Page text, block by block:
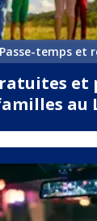
Passe-temps et
et
au